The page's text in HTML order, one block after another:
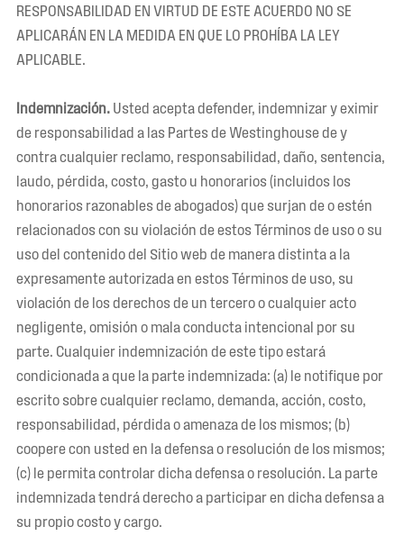
RESPONSABILIDAD EN VIRTUD DE ESTE ACUERDO NO SE
APLICARÁN EN LA MEDIDA EN QUE LO PROHÍBA LA LEY
APLICABLE.
Indemnización. Usted acepta defender, indemnizar y eximir
de responsabilidad a las Partes de Westinghouse de y
contra cualquier reclamo, responsabilidad, daño, sentencia,
laudo, pérdida, costo, gasto u honorarios (incluidos los
honorarios razonables de abogados) que surjan de o estén
relacionados con su violación de estos Términos de uso o su
uso del contenido del Sitio web de manera distinta a la
expresamente autorizada en estos Términos de uso, su
violación de los derechos de un tercero o cualquier acto
negligente, omisión o mala conducta intencional por su
parte. Cualquier indemnización de este tipo estará
condicionada a que la parte indemnizada: (a) le notifique por
escrito sobre cualquier reclamo, demanda, acción, costo,
responsabilidad, pérdida o amenaza de los mismos; (b)
coopere con usted en la defensa o resolución de los mismos;
(c) le permita controlar dicha defensa o resolución. La parte
indemnizada tendrá derecho a participar en dicha defensa a
su propio costo y cargo.